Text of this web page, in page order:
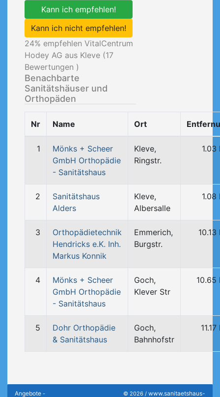
Kann ich empfehlen!
Kann ich nicht empfehlen!
24% empfehlen VitalCentrum
Hodey AG aus Kleve (17
Bewertungen )
Benachbarte
Sanitätshäuser und
Orthopäden
Nr Name Ort
1
Mönks + Scheer
GmbH Orthopädie
- Sanitätshaus
Kleve,
Ringstr.
1.03
2
Sanitätshaus
Alders
Kleve,
Albersalle
1.08
3
Orthopädietechnik
Hendricks e.K. Inh.
Markus Konnik
Emmerich,
Burgstr.
10.13
4
Mönks + Scheer
GmbH Orthopädie
- Sanitätshaus
Goch,
Klever Str
10.65
5
Dohr Orthopädie
& Sanitätshaus
Goch,
Bahnhofstr
Angebote - © 2026 / www.sanitaetshaus-